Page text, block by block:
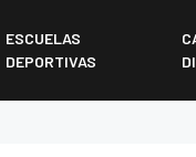
ESCUELAS
DEPORTIVAS